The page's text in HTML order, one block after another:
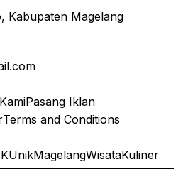
Kabupaten Magelang
Pasang Iklan
Terms and Conditions
UnikMagelangWisataKuliner